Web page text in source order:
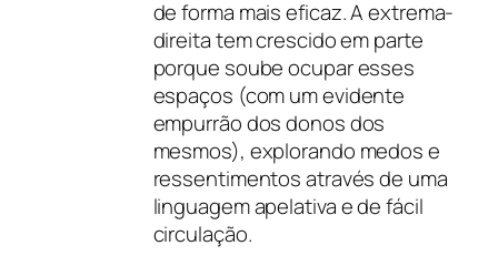
de forma mais eficaz. A extrema-
direita tem crescido em parte
porque soube ocupar esses
espaços (com um evidente
empurrão dos donos dos
mesmos), explorando medos e
ressentimentos através de uma
linguagem apelativa e de fácil
circulação.